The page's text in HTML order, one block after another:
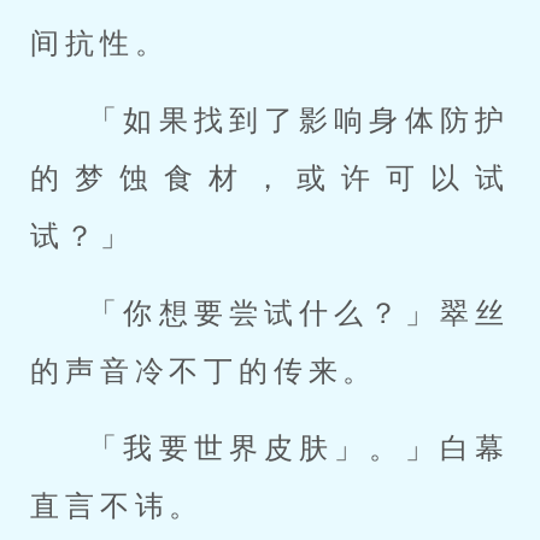
间抗性。
「如果找到了影响身体防护
的梦蚀食材，或许可以试
试？」
「你想要尝试什么？」翠丝
的声音冷不丁的传来。
「我要世界皮肤」。」白幕
直言不讳。